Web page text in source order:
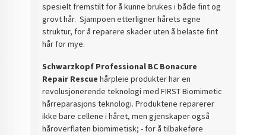
spesielt fremstilt for å kunne brukes i både fint og
grovt hår. Sjampoen etterligner hårets egne
struktur, for å reparere skader uten å belaste fint
hår for mye.
Schwarzkopf Professional BC Bonacure
Repair Rescue hårpleie produkter har en
revolusjonerende teknologi med FIRST Biomimetic
hårreparasjons teknologi. Produktene reparerer
ikke bare cellene i håret, men gjenskaper også
håroverflaten biomimetisk; - for å tilbakeføre